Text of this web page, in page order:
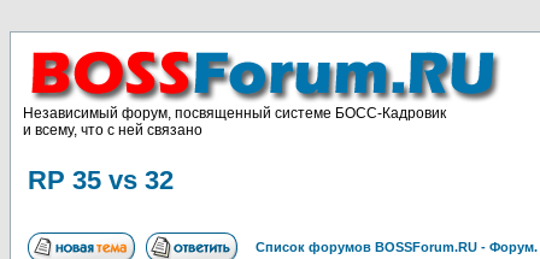
Независимый форум, посвященный системе БОСС-Кадровик
и всему, что с ней связано
RP 35 vs 32
Список форумов BOSSForum.RU -